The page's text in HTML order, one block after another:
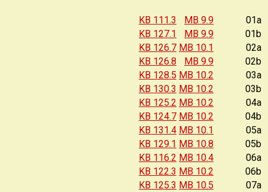
01a
9.9 MB
111.3 KB
01b
9.9 MB
127.1 KB
02a
10.1 MB
126.7 KB
02b
9.9 MB
126.8 KB
03a
10.2 MB
128.5 KB
03b
10.2 MB
130.3 KB
04a
10.2 MB
125.2 KB
04b
10.2 MB
124.7 KB
05a
10.1 MB
131.4 KB
05b
10.8 MB
129.1 KB
06a
10.4 MB
116.2 KB
06b
10.2 MB
122.3 KB
07a
10.5 MB
125.3 KB